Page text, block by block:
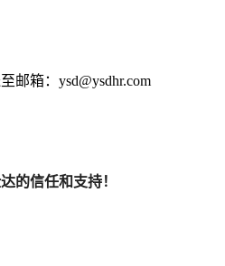
邮箱：ysd@ysdhr.com
的信任和支持！